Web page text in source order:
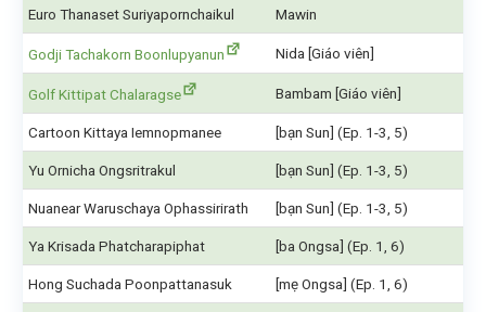
Euro Thanaset Suriyapornchaikul Mawin
Godji Tachakorn Boonlupyanun Nida [Giáo viên]
Golf Kittipat Chalaragse Bambam [Giáo viên]
Cartoon Kittaya Iemnopmanee [bạn Sun] (Ep. 1-3, 5)
Yu Ornicha Ongsritrakul [bạn Sun] (Ep. 1-3, 5)
Nuanear Waruschaya Ophassirirath [bạn Sun] (Ep. 1-3, 5)
Ya Krisada Phatcharapiphat [ba Ongsa] (Ep. 1, 6)
Hong Suchada Poonpattanasuk [mẹ Ongsa] (Ep. 1, 6)